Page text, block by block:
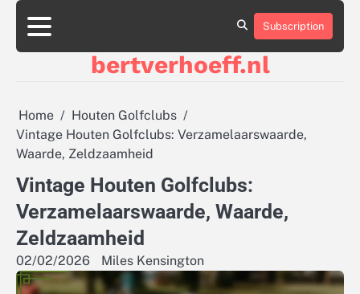
Skip
content
About
Contact
Cookie
Privacy
Sitemap
Terms
Conditions
Subscription
bertverhoeff.nl
Home
Houten Golfclubs
Vintage Houten Golfclubs: Verzamelaarswaarde,
Waarde, Zeldzaamheid
Vintage Houten Golfclubs:
Verzamelaarswaarde, Waarde,
Zeldzaamheid
02/02/2026 Miles Kensington